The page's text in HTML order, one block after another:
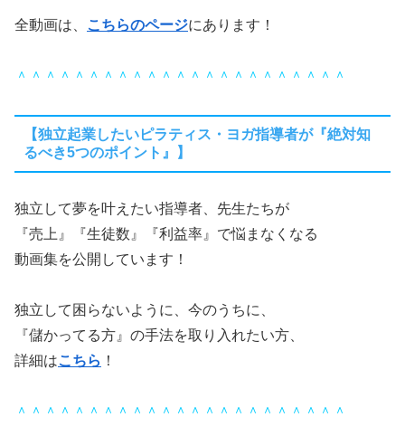
全動画は、 こちらのページにあります！
＾＾＾＾＾＾＾＾＾＾＾＾＾＾＾＾＾＾＾＾＾＾＾
【独立起業したいピラティス・ヨガ指導者が『絶対知
るべき5つのポイント』】
独立して夢を叶えたい指導者、先生たちが
『売上』『生徒数』『利益率』で悩まなくなる
動画集を公開しています！
独立して困らないように、今のうちに、
『儲かってる方』の手法を取り入れたい方、
詳細はこちら ！
＾＾＾＾＾＾＾＾＾＾＾＾＾＾＾＾＾＾＾＾＾＾＾